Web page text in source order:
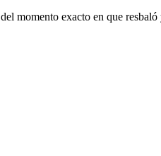
momento exacto en que